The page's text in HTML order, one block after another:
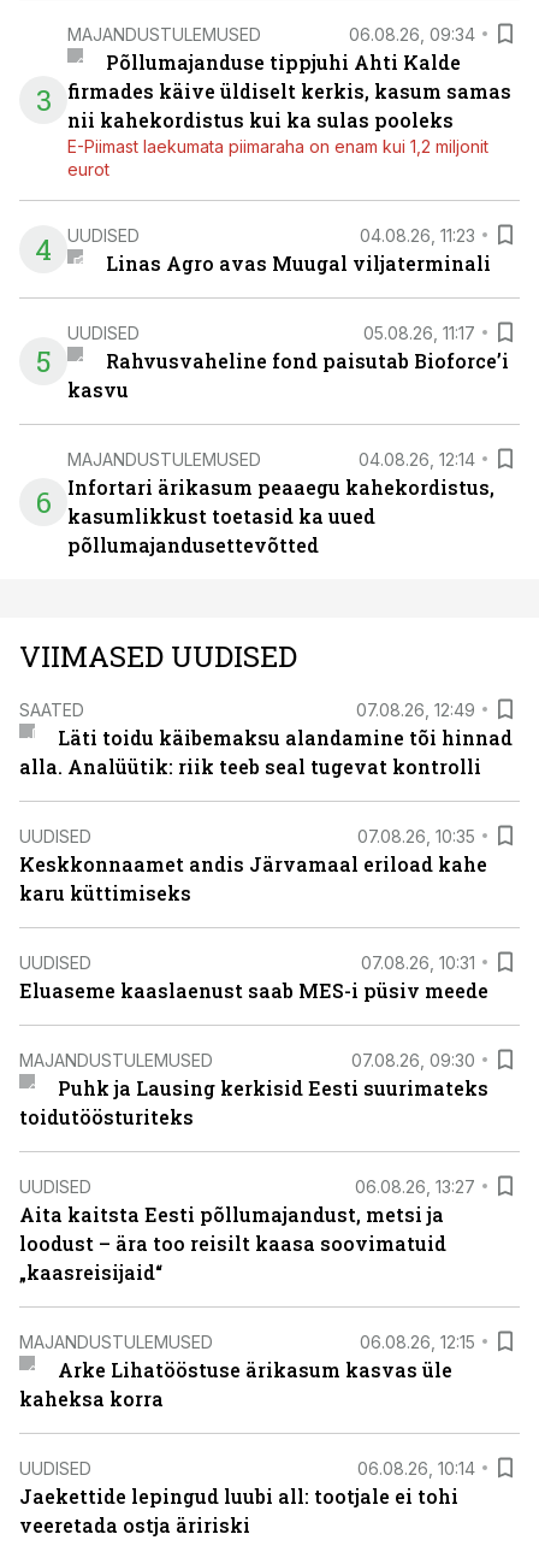
3
MAJANDUSTULEMUSED 06.08.26, 09:34
Põllumajanduse tippjuhi Ahti Kalde
firmades käive üldiselt kerkis, kasum samas
nii kahekordistus kui ka sulas pooleks
E-Piimast laekumata piimaraha on enam kui 1,2 miljonit
eurot
4 UUDISED 04.08.26, 11:23
Linas Agro avas Muugal viljaterminali
5
UUDISED 05.08.26, 11:17
Rahvusvaheline fond paisutab Bioforce’i
kasvu
6
MAJANDUSTULEMUSED 04.08.26, 12:14
Infortari ärikasum peaaegu kahekordistus,
kasumlikkust toetasid ka uued
põllumajandusettevõtted
VIIMASED UUDISED
SAATED 07.08.26, 12:49
Läti toidu käibemaksu alandamine tõi hinnad
alla. Analüütik: riik teeb seal tugevat kontrolli
UUDISED 07.08.26, 10:35
Keskkonnaamet andis Järvamaal eriload kahe
karu küttimiseks
UUDISED 07.08.26, 10:31
Eluaseme kaaslaenust saab MES-i püsiv meede
MAJANDUSTULEMUSED 07.08.26, 09:30
Puhk ja Lausing kerkisid Eesti suurimateks
toidutöösturiteks
UUDISED 06.08.26, 13:27
Aita kaitsta Eesti põllumajandust, metsi ja
loodust – ära too reisilt kaasa soovimatuid
„kaasreisijaid“
MAJANDUSTULEMUSED 06.08.26, 12:15
Arke Lihatööstuse ärikasum kasvas üle
kaheksa korra
UUDISED 06.08.26, 10:14
Jaekettide lepingud luubi all: tootjale ei tohi
veeretada ostja äririski